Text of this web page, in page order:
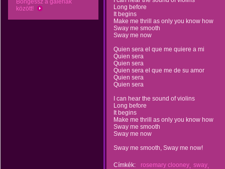
Böngéssz a galériák
között!
Long before
It begins
Make me thrill as only you know how
Sway me smooth
Sway me now
Quien sera el que me quiere a mi
Quien sera
Quien sera
Quien sera el que me de su amor
Quien sera
Quien sera
I can hear the sound of violins
Long before
It begins
Make me thrill as only you know how
Sway me smooth
Sway me now
Sway me smooth, Sway me now!
Címkék: rosemary clooney sway